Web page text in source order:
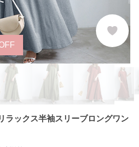
ラックス半袖スリーブロングワン